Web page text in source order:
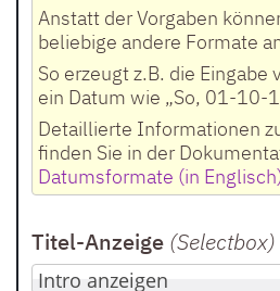
Anstatt der Vorgaben
beliebige andere Formate
So erzeugt z.B. die Eingabe
ein Datum wie „So, 01-10-
Detaillierte Informationen
finden Sie in der
Datumsformate (in
Titel-Anzeige (Selectbox)